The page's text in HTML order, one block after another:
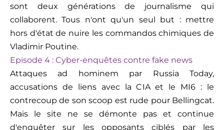
sont deux générations de journalisme qui
collaborent. Tous n'ont qu'un seul but : mettre
hors d'état de nuire les commandos chimiques de
Vladimir Poutine.
Episode 4 : Cyber-enquêtes contre fake news
Attaques ad hominem par Russia Today,
accusations de liens avec la CIA et le MI6 : le
contrecoup de son scoop est rude pour Bellingcat.
Mais le site ne se démonte pas et continue
d'enquêter sur les opposants ciblés par les